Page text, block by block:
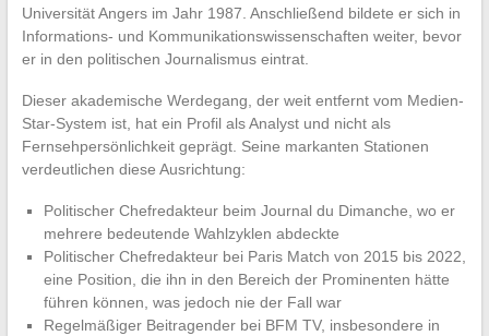
Universität Angers im Jahr 1987. Anschließend bildete er sich in
Informations- und Kommunikationswissenschaften weiter, bevor
er in den politischen Journalismus eintrat.
Dieser akademische Werdegang, der weit entfernt vom Medien-
Star-System ist, hat ein Profil als Analyst und nicht als
Fernsehpersönlichkeit geprägt. Seine markanten Stationen
verdeutlichen diese Ausrichtung:
Politischer Chefredakteur beim Journal du Dimanche, wo er
mehrere bedeutende Wahlzyklen abdeckte
Politischer Chefredakteur bei Paris Match von 2015 bis 2022,
eine Position, die ihn in den Bereich der Prominenten hätte
führen können, was jedoch nie der Fall war
Regelmäßiger Beitragender bei BFM TV, insbesondere in